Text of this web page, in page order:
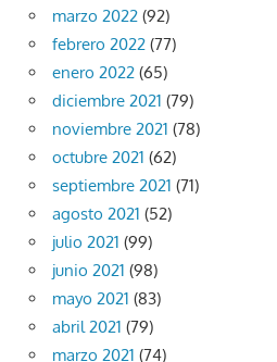
marzo 2022 (92)
febrero 2022 (77)
enero 2022 (65)
diciembre 2021 (79)
noviembre 2021 (78)
octubre 2021 (62)
septiembre 2021 (71)
agosto 2021 (52)
julio 2021 (99)
junio 2021 (98)
mayo 2021 (83)
abril 2021 (79)
marzo 2021 (74)